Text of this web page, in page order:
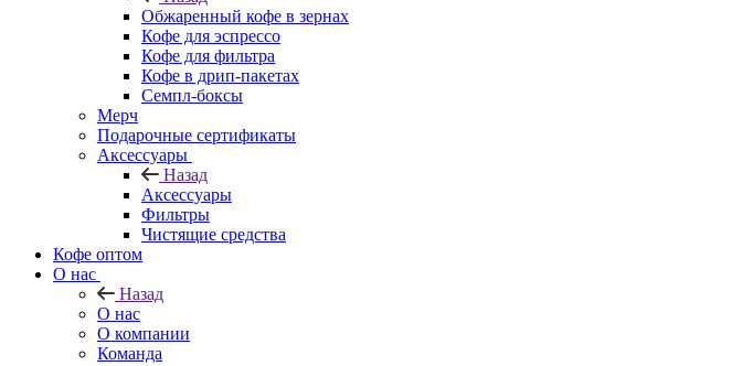
Обжаренный кофе в зернах
Кофе для эспрессо
Кофе для фильтра
Кофе в дрип-пакетах
Семпл-боксы
Мерч
Подарочные сертификаты
Аксессуары
Назад
Аксессуары
Фильтры
Чистящие средства
Кофе оптом
О нас
Назад
О нас
О компании
Команда